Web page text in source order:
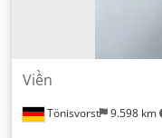
Tönisvorst 9.598 km
Viền